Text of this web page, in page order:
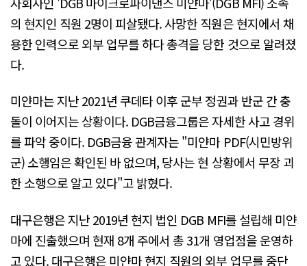
의 현지인 직원 2명이 피살됐다. 사망한 직원은 현지에서 채
용한 인력으로 외부 업무를 하다 총격을 당한 것으로 알려졌
다.
미얀마는 지난 2021년 쿠데타 이후 군부 정권과 반군 간 충
돌이 이어지는 상황이다. DGB금융그룹은 자세한 사고 경위
를 파악 중이다. DGB금융 관계자는 "미얀마 PDF(시민방위
군) 소행임은 확인된 바 없으며, 당사는 현 상황에서 무장 괴
한 소행으로 알고 있다"고 밝혔다.
대구은행은 지난 2019년 현지 법인 DGB MFI를 설립해 미얀
마에 진출했으며 현재 8개 주에서 총 31개 영업점을 운영하
고 있다. 대구은행은 미얀마 현지 직원의 외부 업무를 중단